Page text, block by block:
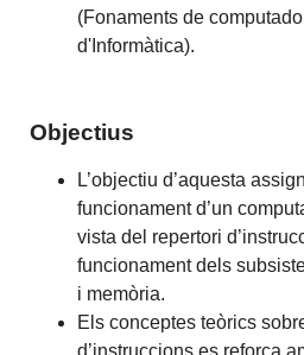
(Fonaments de
d'Informàtica).
Objectius
L’objectiu d’aquesta
funcionament d’un
vista del repertori
funcionament dels
i memòria.
Els conceptes teòrics